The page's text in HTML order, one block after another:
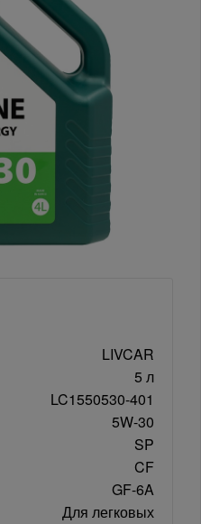
LIVCAR
5 л
LC1550530-401
5W-30
SP
CF
GF-6A
Для легковых